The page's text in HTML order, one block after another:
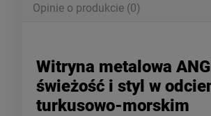
Opinie o produkcie (0)
Witryna metalowa
świeżość i styl w
turkusowo-morskim